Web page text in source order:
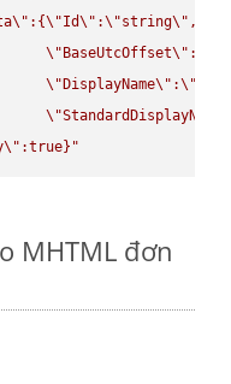
\" :{\"Id\" :\"string\" ,
\" BaseUtcOffset\" :
\" DisplayName\" :\"
\"StandardDisplayName
\" :true}"
MHTML đơn